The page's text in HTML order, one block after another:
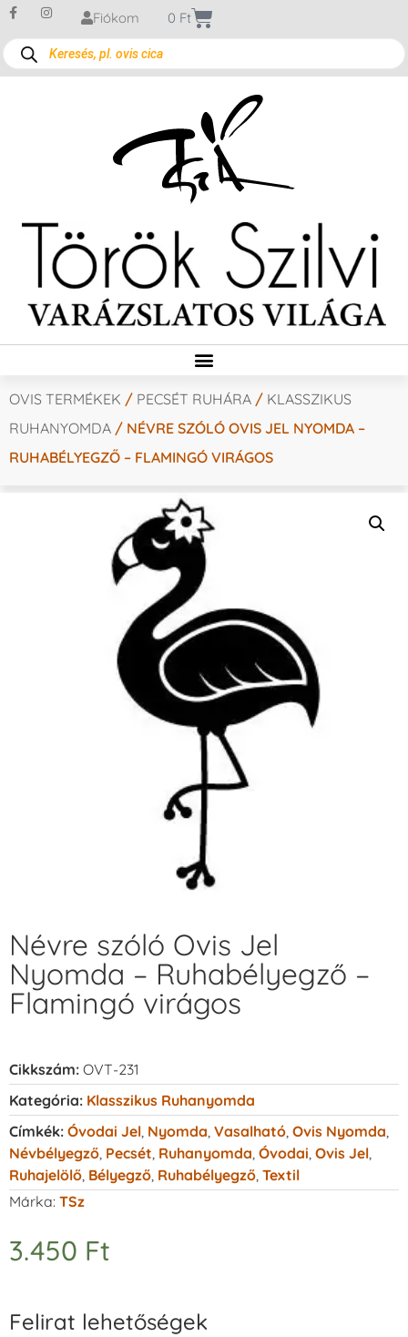
Fiókom 0 Ft
OVIS TERMÉKEK / PECSÉT RUHÁRA / KLASSZIKUS
RUHANYOMDA / NÉVRE SZÓLÓ OVIS JEL NYOMDA –
RUHABÉLYEGZŐ – FLAMINGÓ VIRÁGOS
Névre szóló Ovis Jel
Nyomda – Ruhabélyegző –
Flamingó virágos
Cikkszám: OVT-231
Kategória: Klasszikus Ruhanyomda
Címkék: Óvodai Jel Nyomda Vasalható Ovis Nyomda
Névbélyegző Pecsét Ruhanyomda Óvodai Ovis Jel
Ruhajelölő Bélyegző Ruhabélyegző Textil
Márka: TSz
3.450 Ft
Felirat lehetőségek